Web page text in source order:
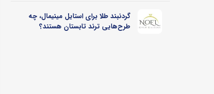
گردنبند طلا برای استایل مینیمال، چه
طرح‌هایی ترند تابستان هستند؟